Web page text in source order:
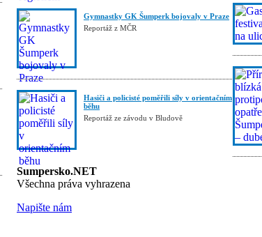
Gymnastky GK Šumperk bojovaly v Praze
Reportáž z MČR
Hasiči a policisté poměřili síly v orientačním
běhu
Reportáž ze závodu v Bludově
Sumpersko.NET
Všechna práva vyhrazena
Napište nám